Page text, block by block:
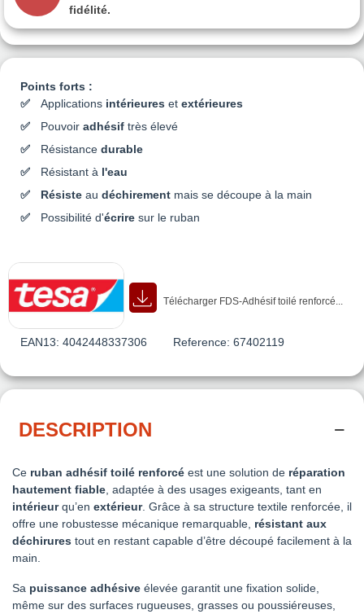
Points forts :
Applications intérieures et extérieures
Pouvoir adhésif très élevé
Résistance durable
Résistant à l'eau
Résiste au déchirement mais se découpe à la main
Possibilité d'écrire sur le ruban
Télécharger FDS-Adhésif toilé renforcé...
EAN13: 4042448337306 Reference: 67402119
fidélité.
DESCRIPTION
Ce ruban adhésif toilé renforcé est une solution de réparation
hautement fiable , adaptée à des usages exigeants, tant en
intérieurqu’en extérieur. Grâce à sa structure textile renforcée, il
offre une robustesse mécanique remarquable, résistant aux
déchirures tout en restant capable d’être découpé facilement à la
main.
Sa puissance adhésive élevée garantit une fixation solide,
même sur des surfaces rugueuses, grasses ou poussiéreuses,